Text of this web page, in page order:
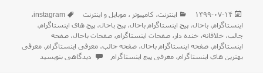
ارسال
شده
در
۱۳۹۹-۰۷-۱۴ دسته‌ها
اينترنت، كامپيوتر ، موبایل و اينترنت برچسب‌ها
instagram،
اینستاگرام،باحال،پیج اینستاگرام باحال،پیج باحال،پیج های اینستاگرام،
جالب،خلاقانه،خنده دار ،صفحات اینستاگرام،صفحات باحال،صفحه
اینستاگرام،صفحه اینستاگرام باحال،صفحه جالب،معرفی اینستاگرام،معرفی
بهترین های اینستاگرام،معرفی پیج اینستاگرام برای معرفی صفحات خلاق ،
دیدگاهی بنویسید